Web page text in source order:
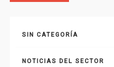
SIN CATEGORÍA
NOTICIAS DEL SECTOR